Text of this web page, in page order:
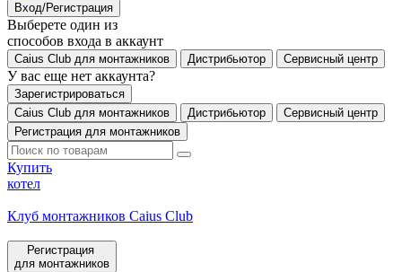
Вход/Регистрация
Выберете один из
способов входа в аккаунт
Caius Club для монтажников Дистрибьютор Сервисный центр
У вас еще нет аккаунта?
Зарегистрироваться
Caius Club для монтажников
Дистрибьютор
Сервисный центр
Регистрация для монтажников
Купить
котел
Клуб монтажников Caius Club
Регистрация
для монтажников